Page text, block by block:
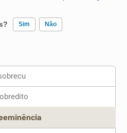
Sim Não
me ajudou